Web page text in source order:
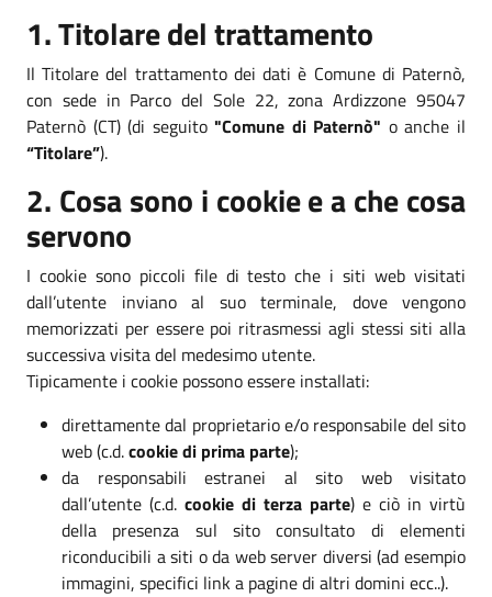
1. Titolare del trattamento
Il Titolare del trattamento dei dati è Comune di Paternò,
con sede in Parco del Sole 22, zona Ardizzone 95047
Paternò (CT) (di seguito"Comune di Paternò" o anche il
“Titolare”).
2. Cosa sono i cookie e a che cosa
servono
I cookie sono piccoli file di testo che i siti web visitati
dall’utente inviano al suo terminale, dove vengono
memorizzati per essere poi ritrasmessi agli stessi siti alla
successiva visita del medesimo utente.
Tipicamente i cookie possono essere installati:
direttamente dal proprietario e/o responsabile del sito
web (c.d.cookie di prima parte);
da responsabili estranei al sito web visitato
dall’utente (c.d. cookie di terza parte) e ciò in virtù
della presenza sul sito consultato di elementi
riconducibili a siti o da web server diversi (ad esempio
immagini, specifici link a pagine di altri domini ecc..).